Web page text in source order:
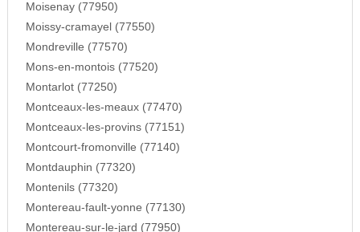
Moisenay (77950)
Moissy-cramayel (77550)
Mondreville (77570)
Mons-en-montois (77520)
Montarlot (77250)
Montceaux-les-meaux (77470)
Montceaux-les-provins (77151)
Montcourt-fromonville (77140)
Montdauphin (77320)
Montenils (77320)
Montereau-fault-yonne (77130)
Montereau-sur-le-jard (77950)